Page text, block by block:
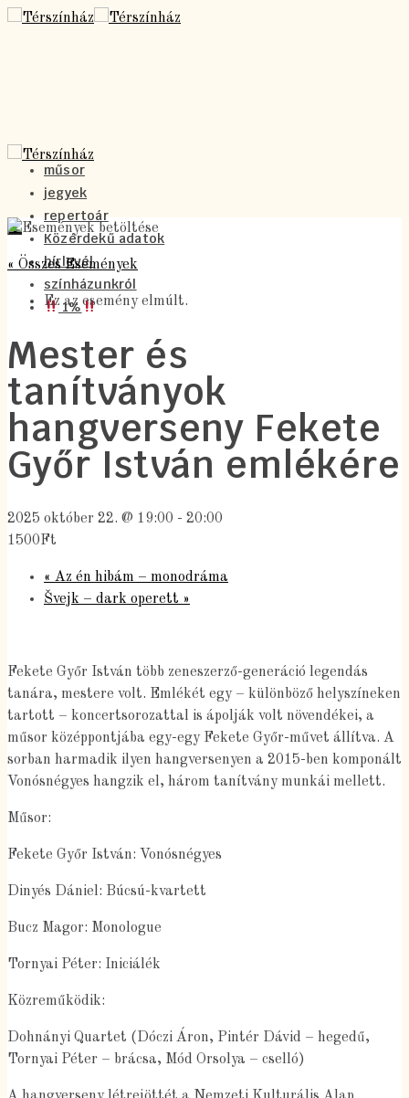
műsor
jegyek
repertoár
Közérdekű adatok
hírlevél
színházunkról
1%
« Összes Események
Ez az esemény elmúlt.
Mester és
tanítványok
hangverseny Fekete
Győr István emlékére
2025 október 22. @ 19:00 - 20:00
1500Ft
« Az én hibám – monodráma
Švejk – dark operett »
Fekete Győr István több zeneszerző-generáció legendás
tanára, mestere volt. Emlékét egy – különböző helyszíneken
tartott – koncertsorozattal is ápolják volt növendékei, a
műsor középpontjába egy-egy Fekete Győr-művet állítva. A
sorban harmadik ilyen hangversenyen a 2015-ben komponált
Vonósnégyes hangzik el, három tanítvány munkái mellett.
Műsor:
Fekete Győr István: Vonósnégyes
Dinyés Dániel: Búcsú-kvartett
Bucz Magor: Monologue
Tornyai Péter: Iniciálék
Közreműködik:
Dohnányi Quartet (Dóczi Áron, Pintér Dávid – hegedű,
Tornyai Péter – brácsa, Mód Orsolya – cselló)